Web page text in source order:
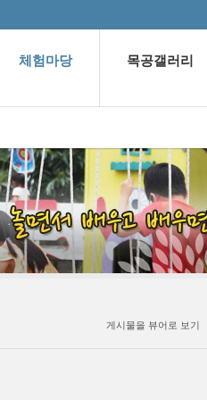
체험마당 목공갤러리
게시물을 뷰어로 보기